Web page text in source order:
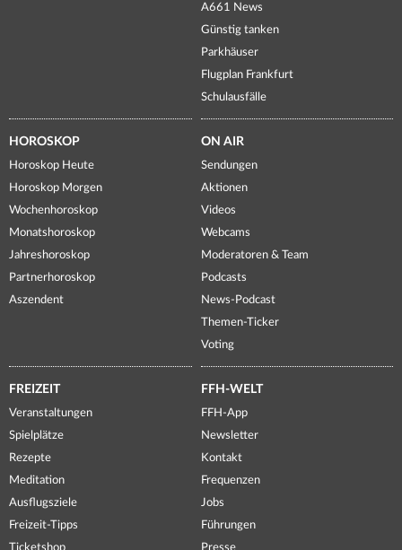
A661 News
Günstig tanken
Parkhäuser
Flugplan Frankfurt
Schulausfälle
HOROSKOP
Horoskop Heute
Horoskop Morgen
Wochenhoroskop
Monatshoroskop
Jahreshoroskop
Partnerhoroskop
Aszendent
ON AIR
Sendungen
Aktionen
Videos
Webcams
Moderatoren & Team
Podcasts
News-Podcast
Themen-Ticker
Voting
FREIZEIT
Veranstaltungen
Spielplätze
Rezepte
Meditation
Ausflugsziele
Freizeit-Tipps
Ticketshop
FFH-WELT
FFH-App
Newsletter
Kontakt
Frequenzen
Jobs
Führungen
Presse